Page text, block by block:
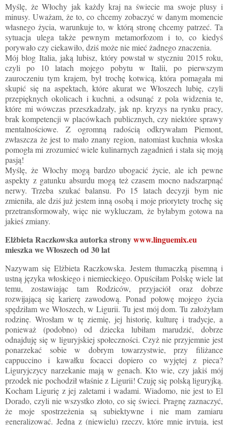
Myślę, że Włochy jak każdy kraj na świecie ma swoje plusy i
minusy. Uważam, że to, co chcemy zobaczyć w danym momencie
własnego życia, warunkuje to, w którą stronę chcemy patrzeć. Ta
sytuacja ulega także pewnym metamorfozom i to, co kiedyś
porywało czy ciekawiło, dziś może nie mieć żadnego znaczenia.
Mój blog Italia, jaką lubisz, który powstał w styczniu 2015 roku,
czyli po 10 latach mojego pobytu w Italii, po pierwszym
zauroczeniu tym krajem, był trochę kotwicą, która pomagała mi
skupić się na aspektach, które akurat we Włoszech lubię, czyli
przepięknych okolicach i kuchni, a odsunąć z pola widzenia te,
które mi wówczas przeszkadzały, jak np. kryzys na rynku pracy,
brak kompetencji w placówkach publicznych, czy niektóre sprawy
mentalnościowe. Z ogromną radością odkrywałam Piemont,
zwłaszcza że jest to mało znany region, natomiast kuchnia włoska
pomogła mi zrozumieć wiele kulinarnych zagadnień i stała się moją
pasją!
Myślę, że Włochy mogą bardzo ubogacić życie, ale ich pewne
aspekty z gatunku absurdu mogą też czasem mocno nadszarpnąć
nerwy. Trzeba szukać balansu. Po 15 latach decyzji bym nie
zmieniła, ale dziś już jestem inną osobą i moje priorytety trochę się
przetransformowały, więc nie wykluczam, że byłabym gotowa na
jakieś zmiany.
Elżbieta Raczkowska autorka stronywww.linguemix.eu
mieszka we Włoszech od 30 lat
Nazywam się Elżbieta Raczkowska. Jestem tłumaczką pisemną i
ustną języka włoskiego i niemieckiego. Opuściłam Polskę wiele lat
temu, zostawiając tam Rodziców, przyjaciół oraz dobrze
rozwijającą się karierę zawodową. Ponad połowę mojego życia
spędziłam we Włoszech, w Ligurii. Tu jest mój dom. Tu założyłam
rodzinę. Wrosłam w tę ziemię, jej historię, kulturę i tradycje, a
ponieważ (podobno) od dziecka lubiłam marudzić, dobrze
odnajduję się w liguryjskiej społeczności. Czyż nie przyjemnie jest
ponarzekać sobie w dobrym towarzystwie, przy filiżance
cappuccino i kawałku focacci dopiero co wyjętej z pieca?
Liguryjczycy narzekanie mają w genach. Kto wie, czy jakiś mój
przodek nie pochodził właśnie z Ligurii! Czuję się polską liguryjką.
Kocham Ligurię z jej zaletami i wadami. Wiadomo, nie jest to El
Dorado, czyli nie wszystko złoto, co się świeci. Pragnę zaznaczyć,
że moje spostrzeżenia są subiektywne i nie mam zamiaru
generalizować. Jedną z (niewielu) rzeczy, które mnie irytują, jest